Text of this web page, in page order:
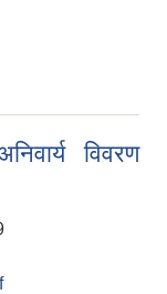
विवरण